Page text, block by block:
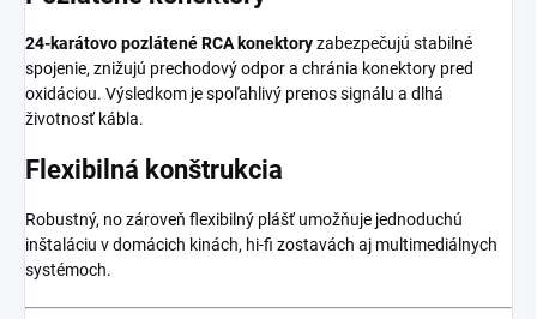
24-karátovo pozlátené RCA konektoryzabezpečujú stabilné
spojenie, znižujú prechodový odpor a chránia konektory pred
oxidáciou. Výsledkom je spoľahlivý prenos signálu a dlhá
životnosť kábla.
Flexibilná konštrukcia
Robustný, no zároveň flexibilný plášť umožňuje jednoduchú
inštaláciu v domácich kinách, hi-fi zostavách aj multimediálnych
systémoch.